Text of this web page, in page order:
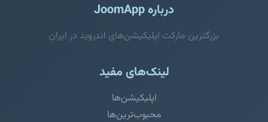
درباره JoomApp
بزرگترین مارکت اپلیکیشن‌های اندروید در ایران
لینک‌های مفید
اپلیکیشن‌ها
محبوب‌ترین‌ها